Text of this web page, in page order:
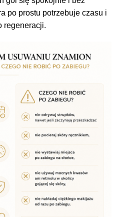
po prostu potrzebuje czasu i
regeneracji.